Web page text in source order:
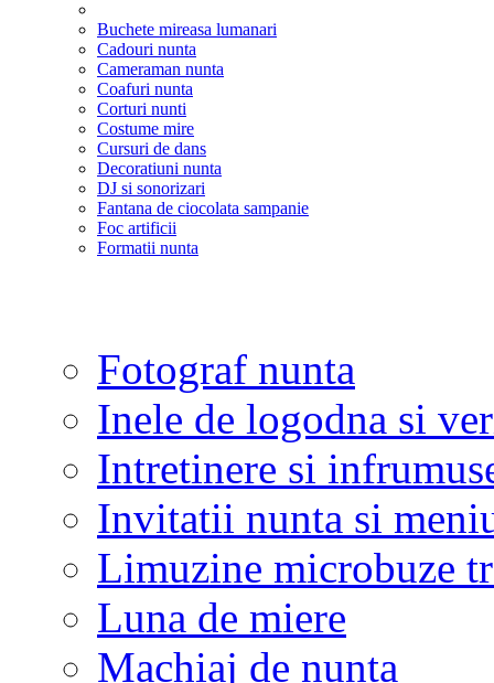
Buchete mireasa lumanari
Cadouri nunta
Cameraman nunta
Coafuri nunta
Corturi nunti
Costume mire
Cursuri de dans
Decoratiuni nunta
DJ si sonorizari
Fantana de ciocolata sampanie
Foc artificii
Formatii nunta
Fotograf nunta
Inele de logodna si
Intretinere si
Invitatii nunta si
Limuzine microbuze
Luna de miere
Machiaj de nunta